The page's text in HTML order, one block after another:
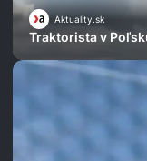
Aktuality.sk
Traktorista v